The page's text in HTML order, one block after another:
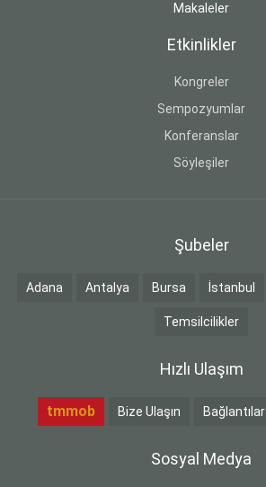
Makaleler
Etkinlikler
Kongreler
Sempozyumlar
Konferanslar
Söyleşiler
Şubeler
Adana Antalya Bursa İstanbul
Temsilcilikler
Hızlı Ulaşım
tmmob Bize Ulaşın Bağlantılar
Sosyal Medya